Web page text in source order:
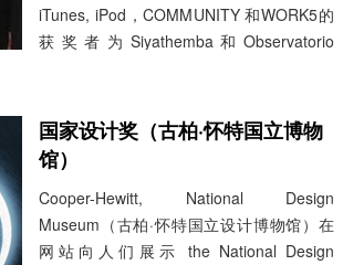
iTunes, iPod，COMMUNITY 和WORK5的
获奖者为Siyathemba和Observatorio
...阅读全文 »
国家设计奖（古柏·怀特国立博物
馆）
Cooper-Hewitt, National Design
Museum（古柏·怀特国立设计博物馆）在
网站向人们展示 the National Design